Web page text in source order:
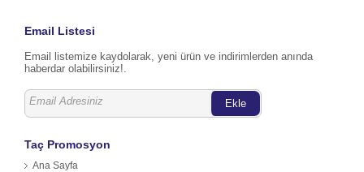
Email Listesi
Email listemize kaydolarak, yeni ürün ve indirimlerden anında
haberdar olabilirsiniz!.
Ekle
Taç Promosyon
Ana Sayfa